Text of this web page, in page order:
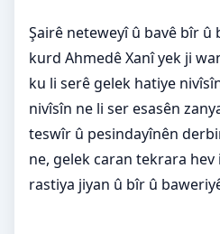
Şairê neteweyî û bavê bîr û
kurd Ahmedê Xanî yek ji
ku li serê gelek hatiye
nivîsîn ne li ser esasên
teswîr û pesindayînên
ne, gelek caran tekrara hev
rastiya jiyan û bîr û